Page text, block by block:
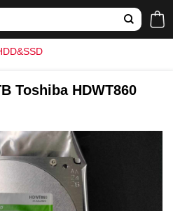
Toshiba HDWT860